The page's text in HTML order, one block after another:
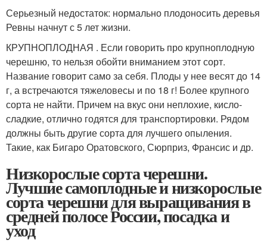
Серьезный недостаток: нормально плодоносить деревья
Ревны начнут с 5 лет жизни.
КРУПНОПЛОДНАЯ . Если говорить про крупноплодную
черешню, то нельзя обойти вниманием этот сорт.
Название говорит само за себя. Плоды у нее весят до 14
г, а встречаются тяжеловесы и по 18 г! Более крупного
сорта не найти. Причем на вкус они неплохие, кисло-
сладкие, отлично годятся для транспортировки. Рядом
должны быть другие сорта для лучшего опыления.
Такие, как Бигаро Оратовского, Сюрприз, Франсис и др.
Низкорослые сорта черешни.
Лучшие самоплодные и низкорослые
сорта черешни для выращивания в
средней полосе России, посадка и
уход